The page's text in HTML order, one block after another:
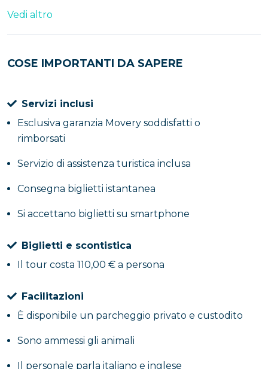
lavoro nei
Al termine dell’escursione, l’attività prosegue con
versione bianca che rossa, affiancato da altre
etichette caratteristiche del territorio. Il tutto è
accompagnato da un ricco
prodotti tipici, un primo piatto di spaghetti al
pomodoro del piennolo, un secondo come la
della casa.
Biglietti e scontistica
Vedi altro
COSE IMPORTANTI DA SAPERE
Servizi inclusi
Esclusiva garanzia Movery soddisfatti o
rimborsati
Servizio di assistenza turistica inclusa
Consegna biglietti istantanea
Si accettano biglietti su smartphone
Biglietti e scontistica
Il tour costa 110,00 € a persona
Facilitazioni
È disponibile un parcheggio privato e custodito
Sono ammessi gli animali
Il personale parla italiano e inglese